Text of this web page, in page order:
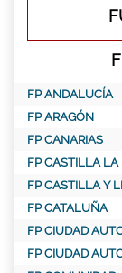
FP ANDALUCÍA
FP ARAGÓN
FP CANARIAS
FP CASTILLA
FP CASTILLA Y
FP CATALUÑA
FP CIUDAD
FP CIUDAD